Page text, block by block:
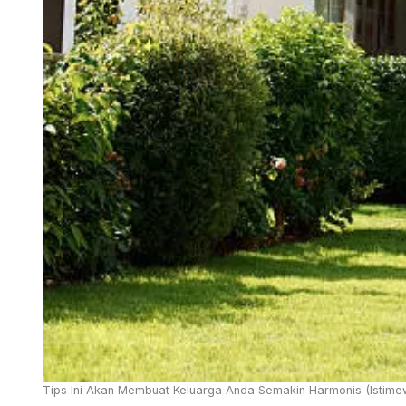
Tips Ini Akan Membuat Keluarga Anda Semakin Harmonis